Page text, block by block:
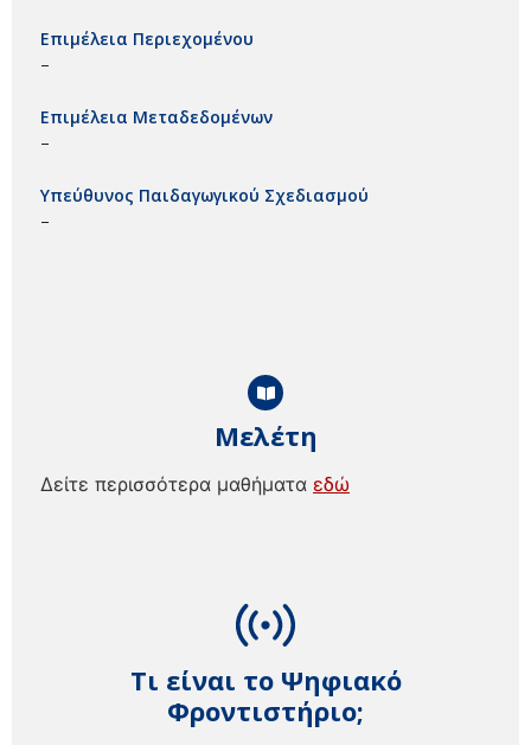
Τι είναι το Ψηφιακό
Φροντιστήριο;
Μελέτη
Δείτε περισσότερα μαθήματα εδώ
Επιμέλεια Περιεχομένου
–
Επιμέλεια Μεταδεδομένων
–
Υπεύθυνος Παιδαγωγικού Σχεδιασμού
–